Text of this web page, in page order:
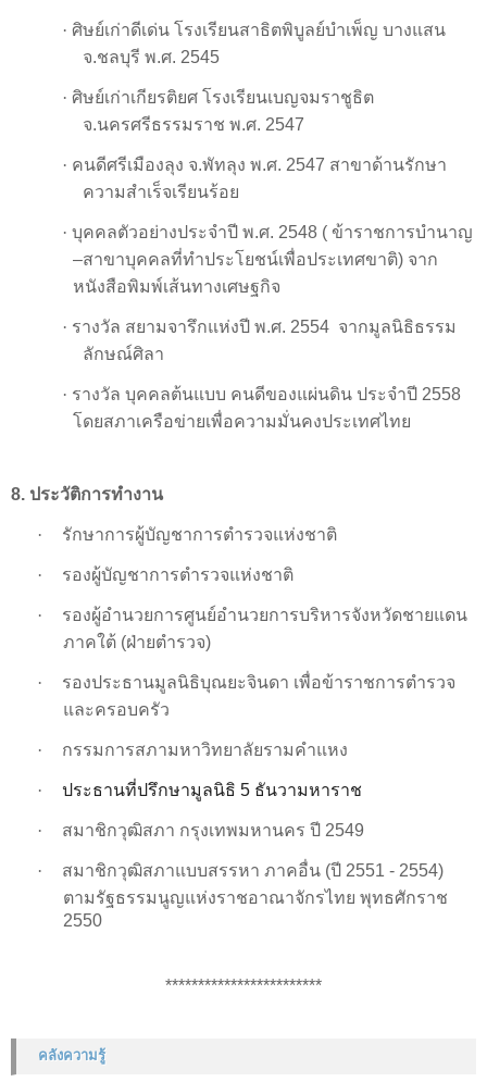
· ศิษย์เก่าดีเด่น โรงเรียนสาธิตพิบูลย์บำเพ็ญ บางแสน
จ.ชลบุรี พ.ศ. 2545
· ศิษย์เก่าเกียรติยศ โรงเรียนเบญจมราชูธิต
จ.นครศรีธรรมราช พ.ศ. 2547
· คนดีศรีเมืองลุง จ.พัทลุง พ.ศ. 2547 สาขาด้านรักษา
ความสำเร็จเรียนร้อย
· บุคคลตัวอย่างประจำปี พ.ศ. 2548 (ข้าราชการบำนาญ
–สาขาบุคคลที่ทำประโยชน์เพื่อประเทศขาติ) จาก
หนังสือพิมพ์เส้นทางเศษฐกิจ
· รางวัล สยามจารึกแห่งปี พ.ศ. 2554 จากมูลนิธิธรรม
ลักษณ์ศิลา
· รางวัล บุคคลต้นแบบ คนดีของแผ่นดิน ประจำปี 2558
โดยสภาเครือข่ายเพื่อความมั่นคงประเทศไทย
8. ประวัติการทำงาน
· รักษาการผู้บัญชาการตำรวจแห่งชาติ
· รองผู้บัญชาการตำรวจแห่งชาติ
·
รองผู้อำนวยการศูนย์อำนวยการบริหารจังหวัดชายแดน
ภาคใต้ (ฝ่ายตำรวจ)
· รองประธานมูลนิธิบุณยะจินดา เพื่อข้าราชการตำรวจ
และครอบครัว
· กรรมการสภามหาวิทยาลัยรามคำแหง
· ประธานที่ปรึกษามูลนิธิ 5 ธันวามหาราช
· สมาชิกวุฒิสภา กรุงเทพมหานคร ปี 2549
· สมาชิกวุฒิสภาแบบสรรหา ภาคอื่น (ปี 2551 - 2554)
ตามรัฐธรรมนูญแห่งราชอาณาจักรไทย พุทธศักราช
2550
************************
คลังความรู้